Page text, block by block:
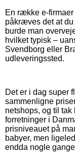
En række e-firmaer
påkræves det at
burde man
hvilket typisk –
Svendborg eller
udleveringssted.
Det er i dag super
sammenligne
netshops, og til
forretninger i
prisniveauet på
babyer, men
endda nogle